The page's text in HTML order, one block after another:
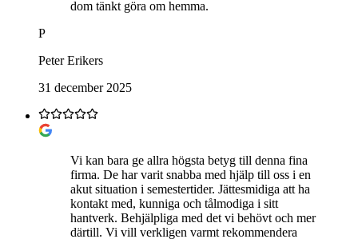
dom tänkt göra om hemma.
P
Peter Erikers
31 december 2025
Vi kan bara ge allra högsta betyg till denna fina
firma. De har varit snabba med hjälp till oss i en
akut situation i semestertider. Jättesmidiga att ha
kontakt med, kunniga och tålmodiga i sitt
hantverk. Behjälpliga med det vi behövt och mer
därtill. Vi vill verkligen varmt rekommendera